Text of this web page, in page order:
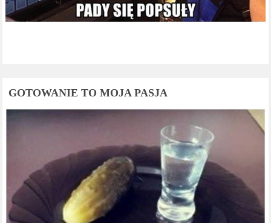
GOTOWANIE TO MOJA PASJA